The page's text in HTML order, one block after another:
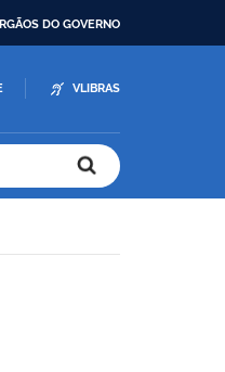
DO GOVERNO
VLIBRAS